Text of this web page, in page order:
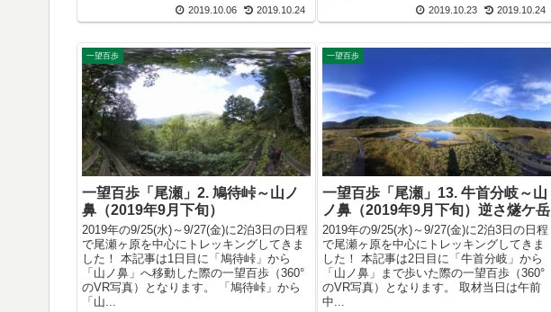
2019.10.06 2019.10.24 2019.10.23 2019.10.24
一望百歩
一望百歩「尾瀬」2. 鳩待峠～山ノ
鼻（2019年9月下旬）
2019年の9/25(水)～9/27(金)に2泊3日の日程
で尾瀬ヶ原を中心にトレッキングしてきま
した！ 本記事は1日目に「鳩待峠」から
「山ノ鼻」へ移動した際の一望百歩（360°
のVR写真）となります。 「鳩待峠」から
「山...
一望百歩
一望百歩「尾瀬」13. 牛首分岐～山
ノ鼻（2019年9月下旬）逆さ燧ケ岳
2019年の9/25(水)～9/27(金)に2泊3日の日程
で尾瀬ヶ原を中心にトレッキングしてきま
した！ 本記事は2日目に「牛首分岐」から
「山ノ鼻」まで歩いた際の一望百歩（360°
のVR写真）となります。 取材当日は午前
中...